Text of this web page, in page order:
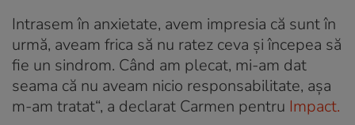
Intrasem în anxietate, avem impresia că sunt în
urmă, aveam frica să nu ratez ceva și începea să
fie un sindrom. Când am plecat, mi-am dat
seama că nu aveam nicio responsabilitate, așa
m-am tratat“, a declarat Carmen pentru Impact.